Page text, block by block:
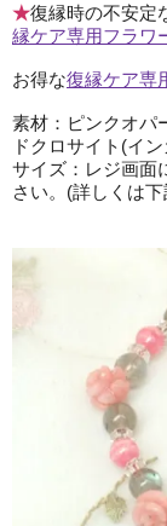
★復縁時の不安定
縁ケア専用フラワ
お得な復縁ケア専
素材：ピンクオ
ドクロサイト(イ
サイズ：レジ画面
さい。(詳しくは